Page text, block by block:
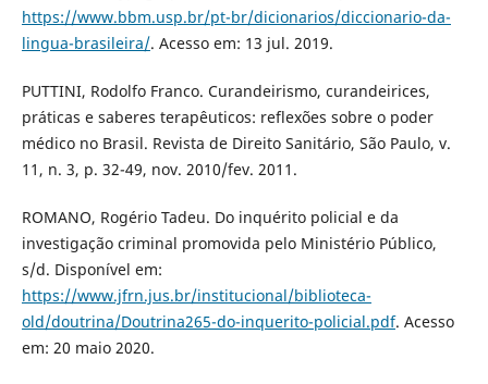
https://www.bbm.usp.br/pt-br/dicionarios/diccionario-da-
lingua-brasileira/. Acesso em: 13 jul. 2019.
PUTTINI, Rodolfo Franco. Curandeirismo, curandeirices,
práticas e saberes terapêuticos: reflexões sobre o poder
médico no Brasil. Revista de Direito Sanitário, São Paulo, v.
11, n. 3, p. 32-49, nov. 2010/fev. 2011.
ROMANO, Rogério Tadeu. Do inquérito policial e da
investigação criminal promovida pelo Ministério Público,
s/d. Disponível em:
https://www.jfrn.jus.br/institucional/biblioteca-
old/doutrina/Doutrina265-do-inquerito-policial.pdf. Acesso
em: 20 maio 2020.